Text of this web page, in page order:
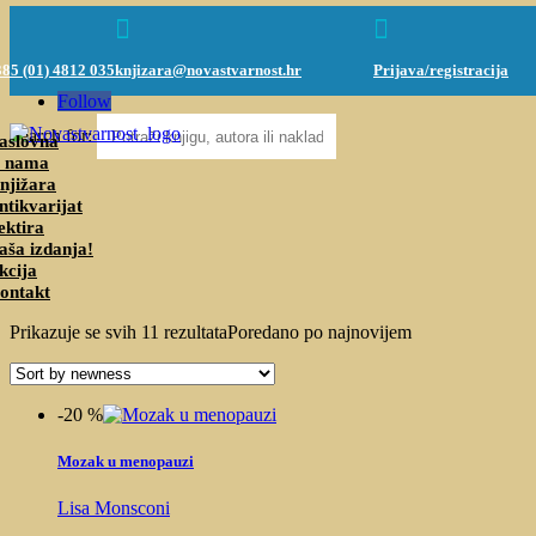
(01) 4812 035

knjizara@novastvarnost.hr

Prijava/registracija
Follow
Search for:
nama
izdanja!
Prikazuje se svih 11 rezultataPoredano po najnovijem
-20 %
Mozak u menopauzi
Lisa Monsconi